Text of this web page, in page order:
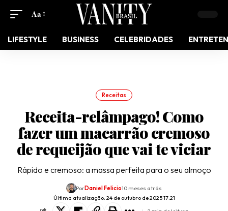
Aa
LIFESTYLE BUSINESS CELEBRIDADES
Receitas
Receita-relâmpago! Como
fazer um macarrão cremoso
de requeijão que vai te viciar
Rápido e cremoso: a massa perfeita para o seu almoço
Última atualização: 24 de outubro de 2025 17:21
PorDaniel Felicio10 meses atrás